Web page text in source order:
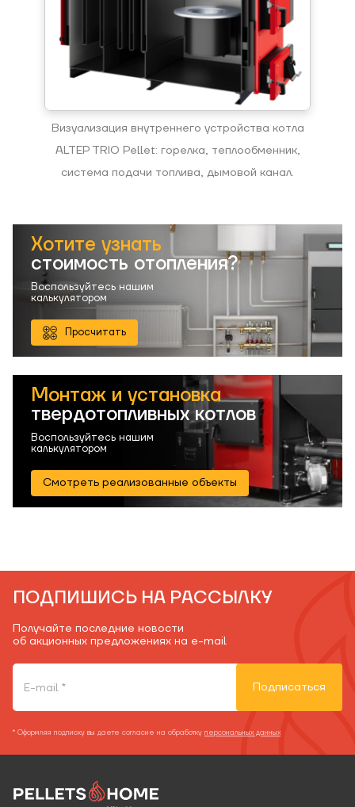
Визуализация внутреннего устройства котла
ALTEP TRIO Pellet: горелка, теплообменник,
система подачи топлива, дымовой канал.
Хотите узнать
стоимость отопления?
Воспользуйтесь нашим
калькулятором
Просчитать
Монтаж и установка
твердотопливных котлов
Воспользуйтесь нашим
калькулятором
Смотреть реализованные объекты
ПОДПИШИСЬ НА РАССЫЛКУ
Получайте последние новости
об акционных предложениях на e-mail
Подписаться
* Оформляя подписку вы даете согласие на обработку персональных данных